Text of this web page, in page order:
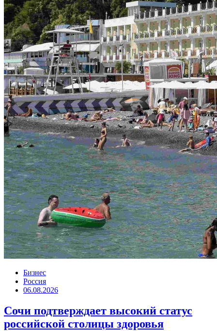
Бизнес
Россия
06.08.2026
Сочи подтверждает высокий статус
российской столицы здоровья